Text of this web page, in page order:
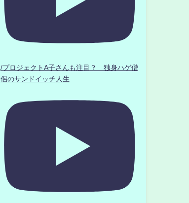
/プロジェクトA子さんも注目？ 独身ハゲ僧
侶のサンドイッチ人生